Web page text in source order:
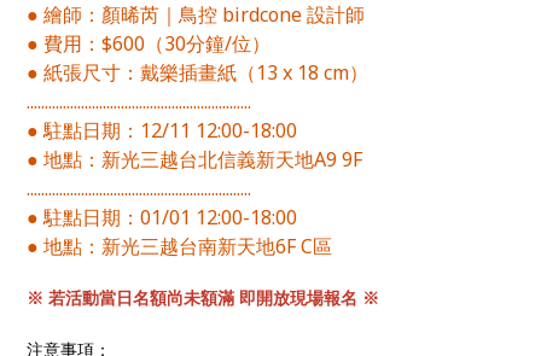
● 繪師：顏晞芮｜鳥控 birdcone 設計師
● 費用：$600（30分鐘/位）
● 紙張尺寸：戴樂插畫紙（13 x 18 cm）
..............................................................
● 駐點日期：12/11 12:00-18:00
● 地點：新光三越台北信義新天地A9 9F
..............................................................
● 駐點日期：01/01 12:00-18:00
● 地點：新光三越台南新天地6F C區
※ 若活動當日名額尚未額滿 即開放現場報名 ※
注意事項：